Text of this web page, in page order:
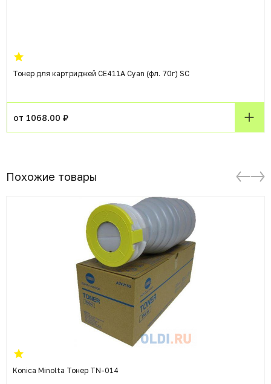
Тонер для картриджей CE411A Cyan (фл. 70г) SC
от 1068.00 ₽
Похожие товары
Konica Minolta Тонер TN-014